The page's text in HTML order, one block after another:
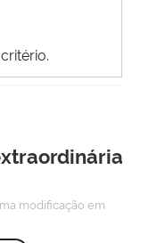
modificação em